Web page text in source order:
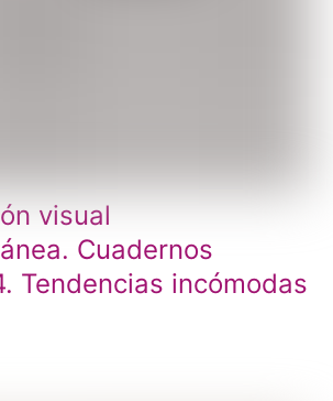
visual
Cuadernos
Tendencias incómodas